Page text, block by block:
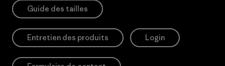
Guide des tailles
Entretien des produits Login